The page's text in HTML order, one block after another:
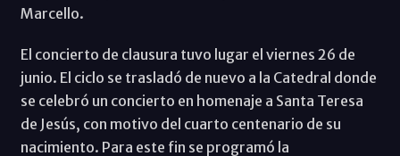
Marcello.
El concierto de clausura tuvo lugar el viernes 26 de
junio. El ciclo se trasladó de nuevo a la Catedral donde
se celebró un concierto en homenaje a Santa Teresa
de Jesús, con motivo del cuarto centenario de su
nacimiento. Para este fin se programó la